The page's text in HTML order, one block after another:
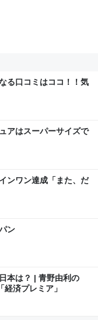
る口コミはココ！！気
アはスーパーサイズで
ンワン達成「また、だ
ン
本は？ | 青野由利の
経済プレミア」